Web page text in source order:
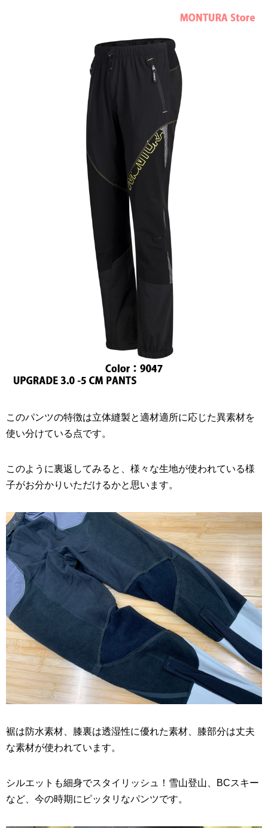
このパンツの特徴は立体縫製と適材適所に応じた異素材を
使い分けている点です。
このように裏返してみると、様々な生地が使われている様
子がお分かりいただけるかと思います。
裾は防水素材、膝裏は透湿性に優れた素材、膝部分は丈夫
な素材が使われています。
シルエットも細身でスタイリッシュ！雪山登山、BCスキー
など、今の時期にピッタリなパンツです。